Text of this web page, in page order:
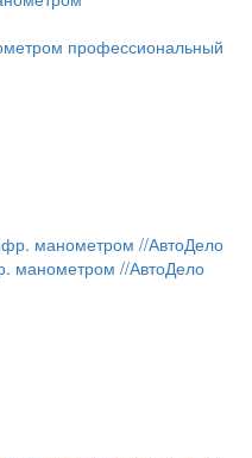
профессиональный
манометром //АвтоДело